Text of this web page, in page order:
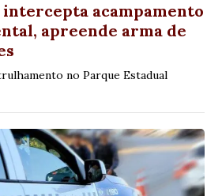
acampamento
apreende arma de
no Parque Estadual